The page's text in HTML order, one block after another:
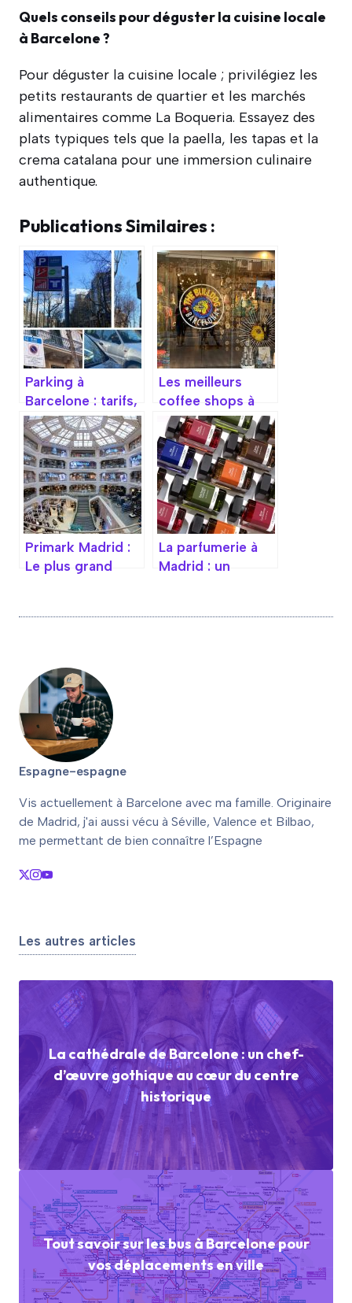
Quels conseils pour déguster la cuisine locale
à Barcelone ?
Pour déguster la cuisine locale ; privilégiez les
petits restaurants de quartier et les marchés
alimentaires comme La Boqueria. Essayez des
plats typiques tels que la paella, les tapas et la
crema catalana pour une immersion culinaire
authentique.
Publications Similaires :
Parking à
Barcelone : tarifs,
options et
conseils pour
stationner
facilement
Les meilleurs
coffee shops à
Barcelone pour
une expérience
conviviale
Primark Madrid :
Le plus grand
Espagne
La parfumerie à
Madrid : un
fragrances
Espagne-espagne
Vis actuellement à Barcelone avec ma famille. Originaire
de Madrid, j'ai aussi vécu à Séville, Valence et Bilbao,
me permettant de bien connaître l’Espagne
Les autres articles
La cathédrale de Barcelone : un chef-
d’œuvre gothique au cœur du centre
historique
Tout savoir sur les bus à Barcelone pour
vos déplacements en ville